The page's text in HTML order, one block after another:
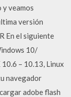
y veamos
versión
En el siguiente
10/
– 10.13, Linux
navegador
adobe flash